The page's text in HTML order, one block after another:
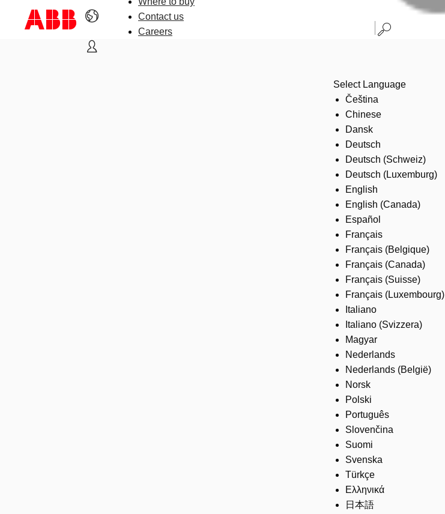
Contact us
Careers
Select Language
Čeština
Chinese
Dansk
Deutsch
Deutsch (Schweiz)
Deutsch (Luxemburg)
English
English (Canada)
Español
Français
Français (Belgique)
Français (Canada)
Français (Suisse)
Français (Luxembourg)
Italiano
Italiano (Svizzera)
Magyar
Nederlands
Nederlands (België)
Norsk
Polski
Português
Slovenčina
Suomi
Svenska
Türkçe
Ελληνικά
日本語